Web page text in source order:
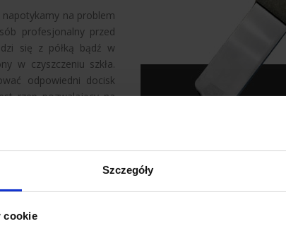
Szczegóły
cookie
na problem
profesjonalny przed
się z półką bądź w
w czyszczeniu szkła.
odpowiedni docisk
rzep pozwalający na
szybę w trudno
Wymiary 38,5 x 7,5